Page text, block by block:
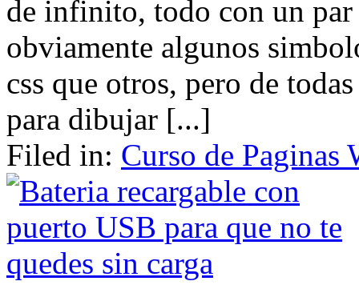
de infinito, todo con un
obviamente algunos
css que otros, pero de
para dibujar [...]
Filed in: Curso de Paginas